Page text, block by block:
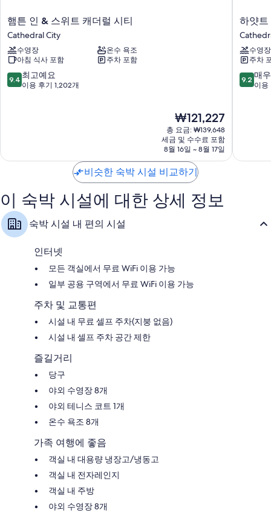
습니다.
주방 - 대용량 냉장고, 식기 세척기 및 전자레인지 있음
LCD TV - 케이블 TV 채널 및 DVD 플레이어 이용 가능
옷장 또는 벽장, 파티오 및 별도의 좌석 공간
햄
튼
인
&
스
위
트
City
햄튼 인 & 스위트 캐더럴 시티
Cathedral City
수영장
온수 욕조
아침 식사 포함
주차 포함
10
점
고
이
용
후
기
1,202
9.4 최고예요
이용 후기 1,202개
현
재
요
금
₩121,227
₩121,227
총 요금: ₩139,648
세금 및 수수료 포함
8월 16일 ~ 8월 17일
하
얏
트
휴
가
클
럽
아
하얏트
수영장
주차
10
점
우
9.2 매
이용
비슷한 숙박 시설 비교하기
이 숙박 시설에 대한 상세 정보
숙박 시설 내 편의 시설
인터넷
모든 객실에서 무료 WiFi 이용 가능
일부 공용 구역에서 무료 WiFi 이용 가능
주차 및 교통편
시설 내 무료 셀프 주차(지붕 없음)
시설 내 셀프 주차 공간 제한
즐길거리
당구
야외 수영장 8개
야외 테니스 코트 1개
온수 욕조 8개
가족 여행에 좋음
객실 내 대용량 냉장고/냉동고
객실 내 전자레인지
객실 내 주방
야외 수영장 8개